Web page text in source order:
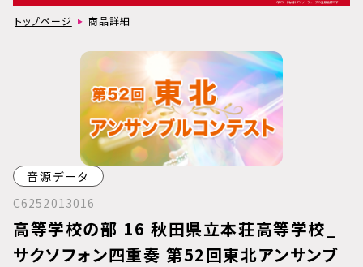
トップページ 商品詳細
音源データ
C6252013016
高等学校の部 16 秋田県立本荘高等学校_
サクソフォン四重奏 第52回東北アンサンブ